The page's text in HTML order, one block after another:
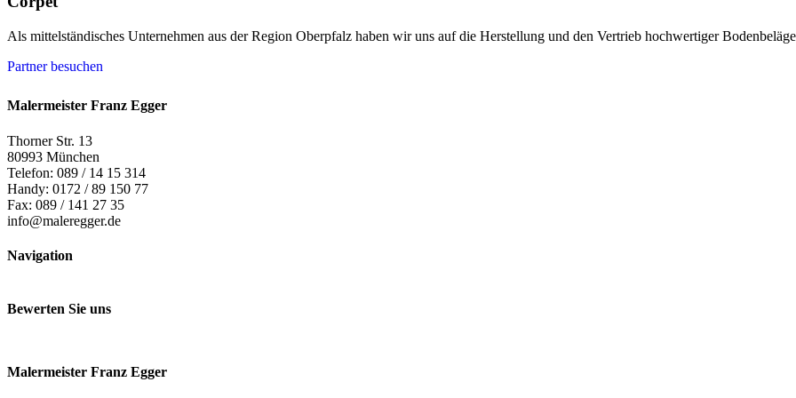
Als mittelständisches Unternehmen aus der Region Oberpfalz haben wir uns auf die Herstellung und den Vertrieb hochwertiger
Partner besuchen
Malermeister Franz Egger
Thorner Str. 13
80993 München
Telefon: 089 / 14 15 314
Handy: 0172 / 89 150 77
Fax: 089 / 141 27 35
info@maleregger.de
Navigation
Bewerten Sie uns
Malermeister Franz Egger